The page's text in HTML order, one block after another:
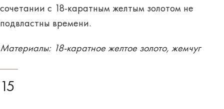
сочетании с 18-каратным желтым золотом не
подвластны времени.
Материалы: 18-каратное желтое золото, жемчуг
15